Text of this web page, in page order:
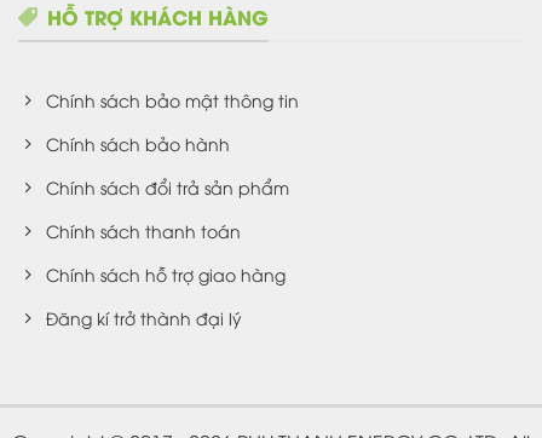
HỖ TRỢ KHÁCH HÀNG
Chính sách bảo mật thông tin
Chính sách bảo hành
Chính sách đổi trả sản phẩm
Chính sách thanh toán
Chính sách hỗ trợ giao hàng
Đăng kí trở thành đại lý